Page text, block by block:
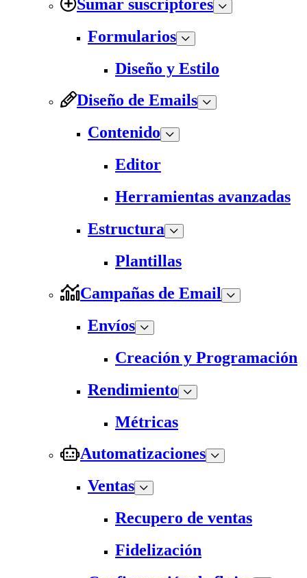
Sumar suscriptores
Formularios
Diseño y Estilo
Diseño de Emails
Contenido
Editor
Herramientas avanzadas
Estructura
Plantillas
Campañas de Email
Envíos
Creación y Programación
Rendimiento
Métricas
Automatizaciones
Ventas
Recupero de ventas
Fidelización